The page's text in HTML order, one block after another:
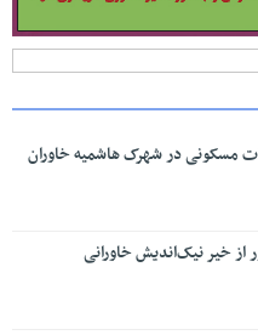
مسکونی در شهرک هاشمیه خاوران
از خیر نیک‌اندیش خاورانی